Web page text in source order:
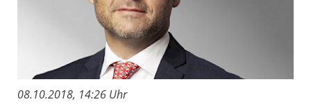
08.10.2018, 14:26 Uhr